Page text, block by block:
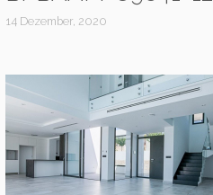
14 Dezember, 2020